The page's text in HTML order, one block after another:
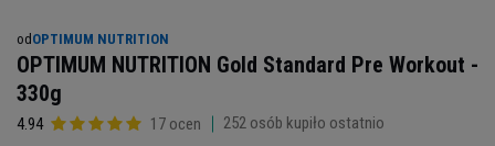
od OPTIMUM NUTRITION
OPTIMUM NUTRITION Gold Standard Pre Workout -
330g
4.94 17 ocen 252 osób kupiło ostatnio